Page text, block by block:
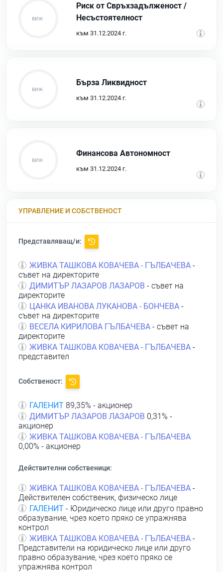
Риск от Свръхзадълженост /
Несъстоятелност
към 31.12.2024 г.
Бърза Ликвидност
към 31.12.2024 г.
Финансова Автономност
към 31.12.2024 г.
УПРАВЛЕНИЕ И СОБСТВЕНОСТ
Представляващ/и:
ЖИВКА ТАШКОВА КОВАЧЕВА - ГЪЛБАЧЕВА -
съвет на директорите
ДИМИТЪР ЛАЗАРОВ ЛАЗАРОВ - съвет на
директорите
ЦАНКА ИВАНОВА ЛУКАНОВА - БОНЧЕВА -
съвет на директорите
ВЕСЕЛА КИРИЛОВА ГЪЛБАЧЕВА - съвет на
директорите
ЖИВКА ТАШКОВА КОВАЧЕВА - ГЪЛБАЧЕВА -
представител
Собственост:
ГАЛЕНИТ 89,35% - акционер
ДИМИТЪР ЛАЗАРОВ ЛАЗАРОВ 0,31% -
акционер
ЖИВКА ТАШКОВА КОВАЧЕВА - ГЪЛБАЧЕВА
0,00% - акционер
Действителни собственици:
ЖИВКА ТАШКОВА КОВАЧЕВА - ГЪЛБАЧЕВА -
Действителен собственик, физическо лице
ГАЛЕНИТ - Юридическо лице или друго правно
образувание, чрез което пряко се упражнява
контрол
ЖИВКА ТАШКОВА КОВАЧЕВА - ГЪЛБАЧЕВА -
Представители на юридическо лице или друго
правно образувание, чрез което пряко се
упражнява контрол